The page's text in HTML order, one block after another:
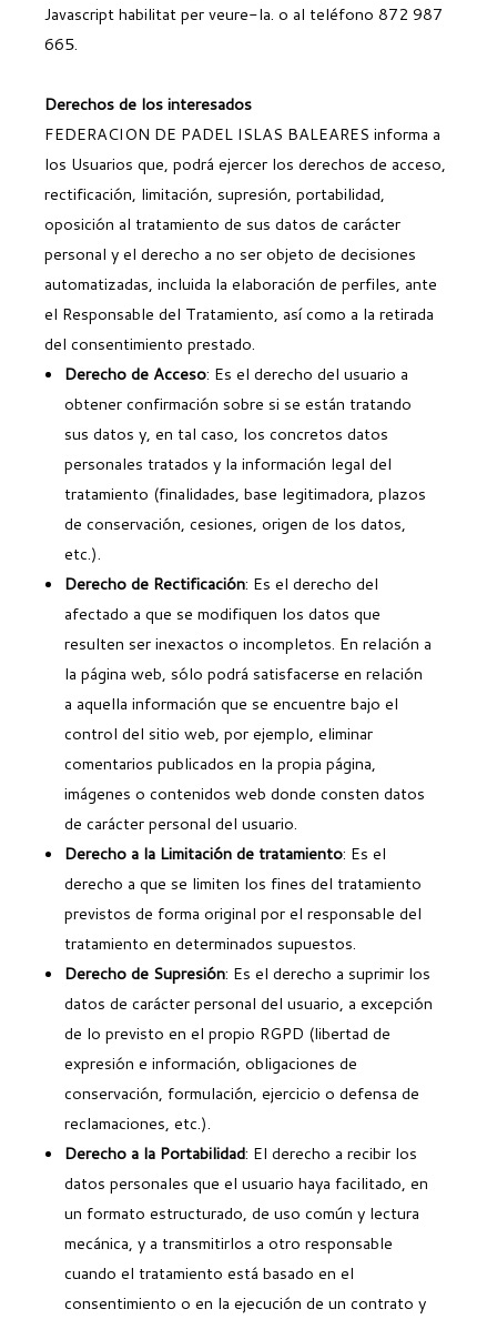
Javascript habilitat per veure-la. o al teléfono 872 987
665.
Derechos de los interesados
FEDERACION DE PADEL ISLAS BALEARES informa a
los Usuarios que, podrá ejercer los derechos de acceso,
rectificación, limitación, supresión, portabilidad,
oposición al tratamiento de sus datos de carácter
personal y el derecho a no ser objeto de decisiones
automatizadas, incluida la elaboración de perfiles, ante
el Responsable del Tratamiento, así como a la retirada
del consentimiento prestado.
Derecho de Acceso: Es el derecho del usuario a
obtener confirmación sobre si se están tratando
sus datos y, en tal caso, los concretos datos
personales tratados y la información legal del
tratamiento (finalidades, base legitimadora, plazos
de conservación, cesiones, origen de los datos,
etc.).
Derecho de Rectificación: Es el derecho del
afectado a que se modifiquen los datos que
resulten ser inexactos o incompletos. En relación a
la página web, sólo podrá satisfacerse en relación
a aquella información que se encuentre bajo el
control del sitio web, por ejemplo, eliminar
comentarios publicados en la propia página,
imágenes o contenidos web donde consten datos
de carácter personal del usuario.
Derecho a la Limitación de tratamiento: Es el
derecho a que se limiten los fines del tratamiento
previstos de forma original por el responsable del
tratamiento en determinados supuestos.
Derecho de Supresión: Es el derecho a suprimir los
datos de carácter personal del usuario, a excepción
de lo previsto en el propio RGPD (libertad de
expresión e información, obligaciones de
conservación, formulación, ejercicio o defensa de
reclamaciones, etc.).
Derecho a la Portabilidad: El derecho a recibir los
datos personales que el usuario haya facilitado, en
un formato estructurado, de uso común y lectura
mecánica, y a transmitirlos a otro responsable
cuando el tratamiento está basado en el
consentimiento o en la ejecución de un contrato y